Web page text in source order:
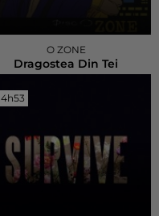
O ZONE
Dragostea Din Tei
4h53
4h53